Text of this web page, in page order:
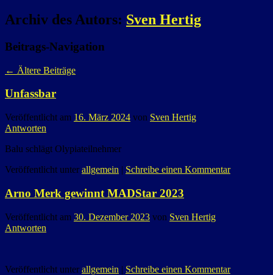
Archiv des Autors: Sven Hertig
Beitrags-Navigation
← Ältere Beiträge
Unfassbar
Veröffentlicht am 16. März 2024 von Sven Hertig
Antworten
Balu schlägt Olypiateilnehmer
Veröffentlicht unter allgemein | Schreibe einen Kommentar
Arno Merk gewinnt MADStar 2023
Veröffentlicht am 30. Dezember 2023 von Sven Hertig
Antworten
Veröffentlicht unter allgemein | Schreibe einen Kommentar